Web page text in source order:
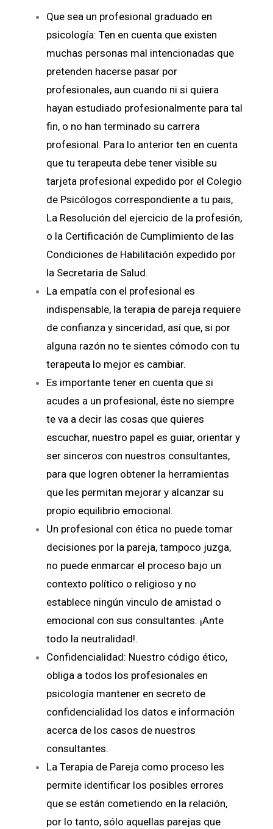
Que sea un profesional graduado en
psicología: Ten en cuenta que existen
muchas personas mal intencionadas que
pretenden hacerse pasar por
profesionales, aun cuando ni si quiera
hayan estudiado profesionalmente para tal
fin, o no han terminado su carrera
profesional. Para lo anterior ten en cuenta
que tu terapeuta debe tener visible su
tarjeta profesional expedido por el Colegio
de Psicólogos correspondiente a tu pais,
La Resolución del ejercicio de la profesión,
o la Certificación de Cumplimiento de las
Condiciones de Habilitación expedido por
la Secretaria de Salud.
La empatía con el profesional es
indispensable, la terapia de pareja requiere
de confianza y sinceridad, así que, si por
alguna razón no te sientes cómodo con tu
terapeuta lo mejor es cambiar.
Es importante tener en cuenta que si
acudes a un profesional, éste no siempre
te va a decir las cosas que quieres
escuchar, nuestro papel es guiar, orientar y
ser sinceros con nuestros consultantes,
para que logren obtener la herramientas
que les permitan mejorar y alcanzar su
propio equilibrio emocional.
Un profesional con ética no puede tomar
decisiones por la pareja, tampoco juzga,
no puede enmarcar el proceso bajo un
contexto político o religioso y no
establece ningún vinculo de amistad o
emocional con sus consultantes. ¡Ante
todo la neutralidad!.
Confidencialidad: Nuestro código ético,
obliga a todos los profesionales en
psicología mantener en secreto de
confidencialidad los datos e información
acerca de los casos de nuestros
consultantes.
La Terapia de Pareja como proceso les
permite identificar los posibles errores
que se están cometiendo en la relación,
por lo tanto, sólo aquellas parejas que